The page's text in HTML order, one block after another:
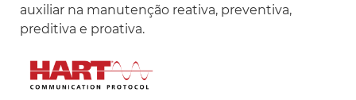
auxiliar na manutenção reativa, preventiva,
preditiva e proativa.